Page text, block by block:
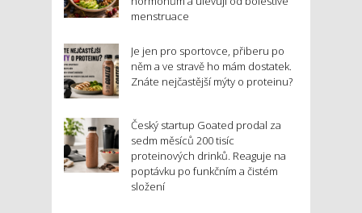
menstruace
Je jen pro sportovce, přiberu po
něm a ve stravě ho mám dostatek.
Znáte nejčastější mýty o proteinu?
Český startup Goated prodal za
sedm měsíců 200 tisíc
proteinových drinků. Reaguje na
poptávku po funkčním a čistém
složení